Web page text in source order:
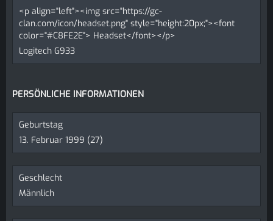
<p align="left"><img src="https://gc-
clan.com/icon/headset.png" style="height:20px;"><font
color="#C8FE2E"> Headset</font></p>
Logitech G933
PERSÖNLICHE INFORMATIONEN
Geburtstag
13. Februar 1999 (27)
Geschlecht
Männlich